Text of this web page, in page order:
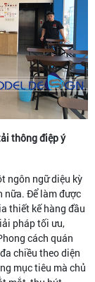
thông điệp ý
ngôn ngữ diệu kỳ
nữa. Để làm được
thiết kế hàng đầu
pháp tối ưu,
cách quán
chiều theo diện
mục tiêu mà chủ